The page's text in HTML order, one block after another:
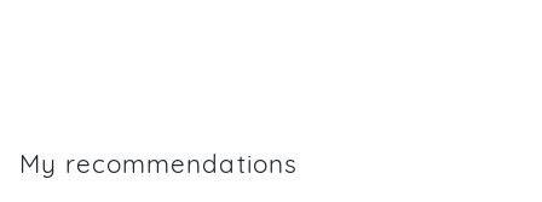
My recommendations